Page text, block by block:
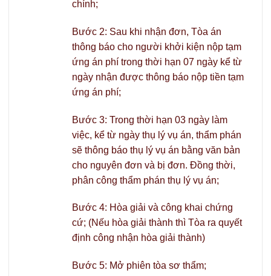
chính;
Bước 2: Sau khi nhận đơn, Tòa án
thông báo cho người khởi kiện nộp tạm
ứng án phí trong thời hạn 07 ngày kể từ
ngày nhận được thông báo nộp tiền tạm
ứng án phí;
Bước 3: Trong thời hạn 03 ngày làm
việc, kể từ ngày thụ lý vụ án, thẩm phán
sẽ thông báo thụ lý vụ án bằng văn bản
cho nguyên đơn và bị đơn. Đồng thời,
phân công thẩm phán thụ lý vụ án;
Bước 4: Hòa giải và công khai chứng
cứ; (Nếu hòa giải thành thì Tòa ra quyết
định công nhận hòa giải thành)
Bước 5: Mở phiên tòa sơ thẩm;